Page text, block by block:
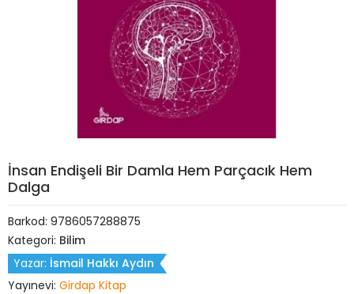
İnsan Endişeli Bir Damla Hem Parçacık Hem
Dalga
Barkod: 9786057288875
Kategori: Bilim
Yazar: İsmail Hakkı Aydın
Yayınevi: Girdap Kitap